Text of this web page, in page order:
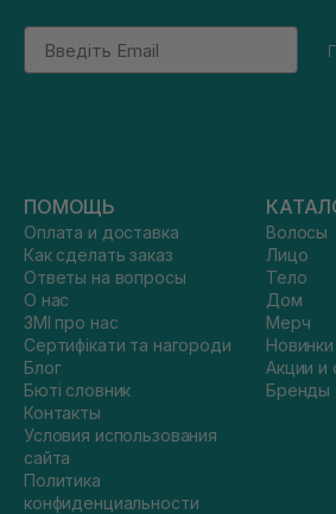
Email
ПОМОЩЬ
Оплата и доставка
Как сделать заказ
Ответы на вопросы
О нас
ЗМІ про нас
Сертифікати та нагороди
Блог
Бюті словник
Контакты
Условия использования
сайта
Политика
конфиденциальности
Волосы
Лицо
Тело
Дом
Мерч
Новинки
Акции и
Бренды